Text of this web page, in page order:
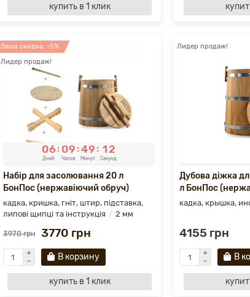
купить в 1 клик
Ваша скидка: -5%
Лидер продаж!
06
Дней
: 09
Часов
: 49
Минут
: 10
Секунд
Набір для засолювання 20 л
БонПос (нержавіючий обруч)
кадка, кришка, гніт, штир, підставка,
липові щипці та інструкція
2 мм
3970 грн 3770 грн
В корзину
купить в 1 клик
Лидер продаж!
Дубова діжка
л БонПос
кадка, крышка,
4155 грн
В